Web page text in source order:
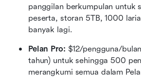
panggilan berkumpulan untuk
peserta, storan 5TB, 1000
banyak lagi.
Pelan Pro: $12/pengguna/
tahun) untuk sehingga 500
merangkumi semua dalam